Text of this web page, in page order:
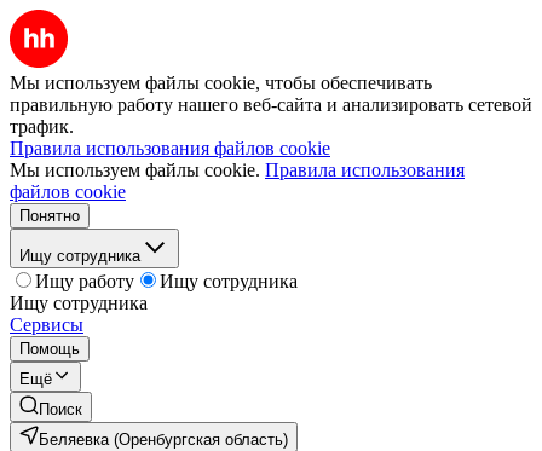
Мы используем файлы cookie, чтобы обеспечивать
правильную работу нашего веб-сайта и анализировать сетевой
трафик.
Правила использования файлов cookie
Мы используем файлы cookie. Правила использования
файлов cookie
Понятно
Ищу сотрудника
Ищу работу
Ищу сотрудника
Ищу сотрудника
Сервисы
Помощь
Ещё
Поиск
Беляевка (Оренбургская область)